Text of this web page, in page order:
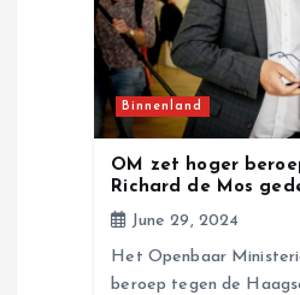
Binnenland
OM zet hoger
Richard de Mos
June 29, 2024
Het Openbaar
beroep tegen de